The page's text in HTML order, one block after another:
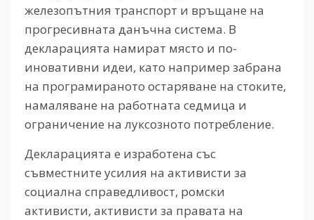
железопътния транспорт и връщане на
прогресивната данъчна система. В
декларацията намират място и по-
иновативни идеи, като например забрана
на програмираното остаряване на стоките,
намаляване на работната седмица и
ограничение на луксозното потребление.
Декларацията е изработена със
съвместните усилия на активисти за
социална справедливост, ромски
активисти, активисти за правата на